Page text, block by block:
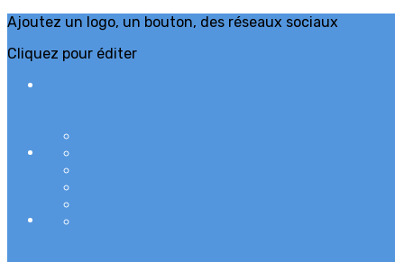
Ajoutez un logo, un bouton, des réseaux sociaux
Cliquez pour éditer